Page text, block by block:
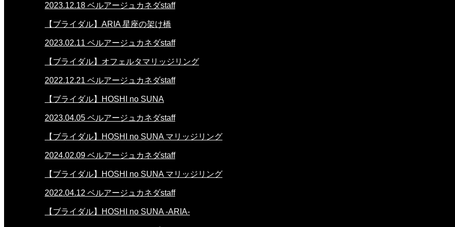
2023.12.18 ベルアージュカネダstaff
【ブライダル】ARIA 星座の架け橋
2023.02.11 ベルアージュカネダstaff
【ブライダル】オフェルタマリッジリング
2022.12.21 ベルアージュカネダstaff
【ブライダル】HOSHI no SUNA
2023.04.05 ベルアージュカネダstaff
【ブライダル】HOSHI no SUNA マリッジリング
2024.02.09 ベルアージュカネダstaff
【ブライダル】HOSHI no SUNA マリッジリング
2022.04.12 ベルアージュカネダstaff
【ブライダル】HOSHI no SUNA -ARIA-